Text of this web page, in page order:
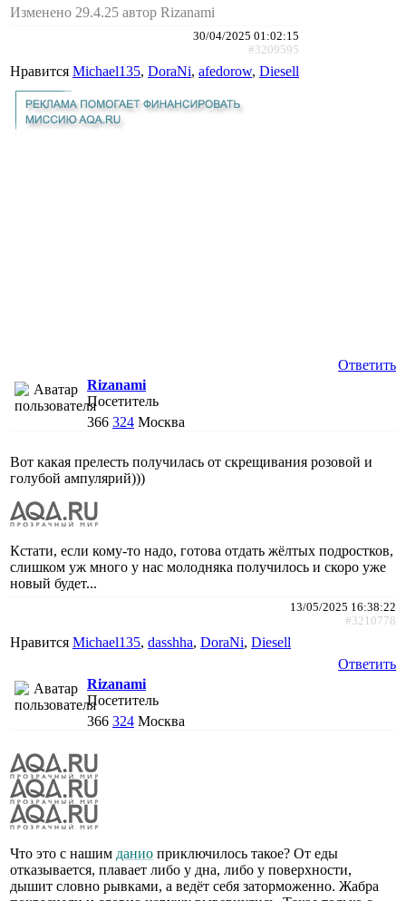
Изменено 29.4.25 автор Rizanami
30/04/2025 01:02:15
#3209595
Нравится Michael135, DoraNi, afedorow, Diesell
Ответить
Rizanami
Посетитель
366 324 Москва
Вот какая прелесть получилась от скрещивания розовой и
голубой ампулярий)))
Кстати, если кому-то надо, готова отдать жёлтых подростков,
слишком уж много у нас молодняка получилось и скоро уже
новый будет...
13/05/2025 16:38:22
#3210778
Нравится Michael135, dasshha, DoraNi, Diesell
Ответить
Rizanami
Посетитель
366 324 Москва
Что это с нашим данио приключилось такое? От еды
отказывается, плавает либо у дна, либо у поверхности,
дышит словно рывками, а ведёт себя заторможенно. Жабра